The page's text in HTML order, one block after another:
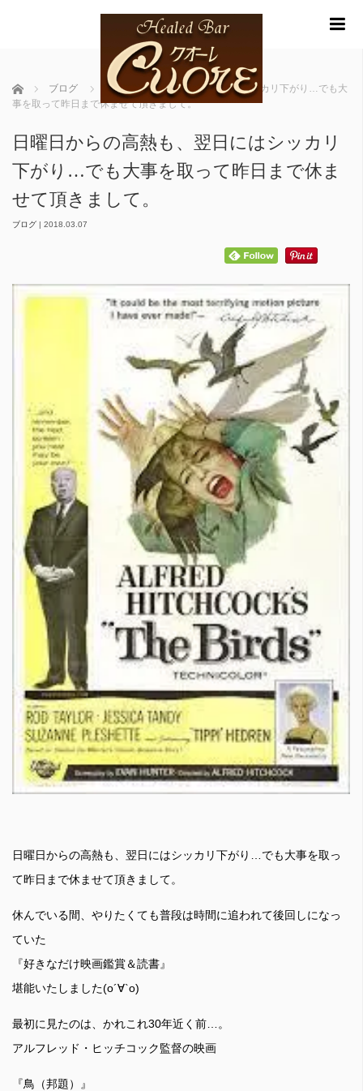
ホーム ブログ
日曜日からの高熱も、翌日にはシッカリ下がり…でも大
事を取って昨日まで休ませて頂きまして。
日曜日からの高熱も、翌日にはシッカリ
下がり…でも大事を取って昨日まで休ま
せて頂きまして。
ブログ | 2018.03.07
日曜日からの高熱も、翌日にはシッカリ下がり…でも大事を取っ
て昨日まで休ませて頂きまして。
休んでいる間、やりたくても普段は時間に追われて後回しになっ
ていた
『好きなだけ映画鑑賞＆読書』
堪能いたしました(о´∀`о)
最初に見たのは、かれこれ30年近く前…。
アルフレッド・ヒッチコック監督の映画
『鳥（邦題）』